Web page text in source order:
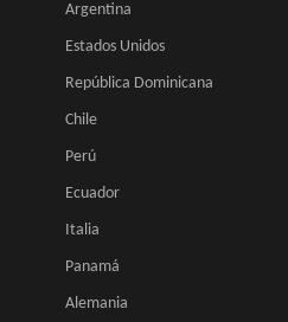
Argentina
Estados Unidos
República Dominicana
Chile
Perú
Ecuador
Italia
Panamá
Alemania